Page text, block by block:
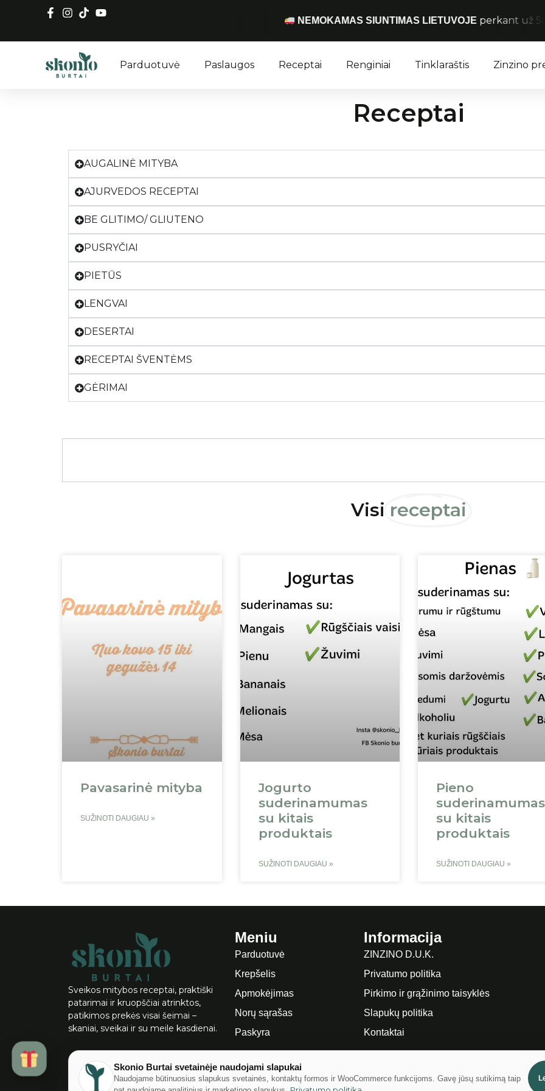
NEMOKAMAS SIUNTIMAS LIETUVOJEperkant už 50 €
Parduotuvė Paslaugos Receptai Renginiai Tinklaraštis Zinzino
Receptai
AUGALINĖ MITYBA
AJURVEDOS RECEPTAI
BE GLITIMO/ GLIUTENO
PUSRYČIAI
PIETŪS
LENGVAI
DESERTAI
RECEPTAI ŠVENTĖMS
GĖRIMAI
Visi receptai
Pavasarinė mityba
SUŽINOTI DAUGIAU »
Jogurto
suderinamumas
su kitais
produktais
SUŽINOTI DAUGIAU »
Pieno
suderinamumas
su kitais
produktais
SUŽINOTI DAUGIAU »
Sveikos mitybos receptai, praktiški
patarimai ir kruopščiai atrinktos,
patikimos prekės visai šeimai –
skaniai, sveikai ir su meile kasdienai.
Meniu
Parduotuvė
Krepšelis
Apmokėjimas
Norų sąrašas
Paskyra
Informacija
ZINZINO D.U.K.
Privatumo politika
Pirkimo ir grąžinimo taisyklės
Slapukų politika
Kontaktai
Visos teisės saugomos ©2026|Skonioburtai.lt
Skonio Burtai svetainėje naudojami slapukai
Naudojame būtinuosius slapukus svetainės, kontaktų formos ir WooCommerce funkcijoms. Gavę jūsų sutikimą taip